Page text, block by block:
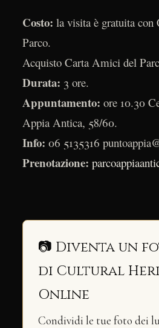
Costo: la visita è gratuita
Parco.
Acquisto Carta Amici del
Durata: 3 ore.
Appuntamento: ore 10.30
Appia Antica, 58/60.
Info: 06 5135316
Prenotazione:
📷 Diventa un
di Cultural
Online
Condividi le tue foto dei